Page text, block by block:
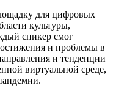
для цифровых
культуры,
спикер смог
и проблемы в
и тенденции
виртуальной среде,